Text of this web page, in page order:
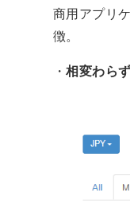
商用アプリ
徴。
・相変わら